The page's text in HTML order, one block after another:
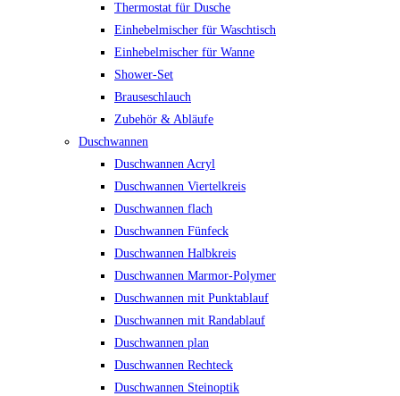
Thermostat für Dusche
Einhebelmischer für Waschtisch
Einhebelmischer für Wanne
Shower-Set
Brauseschlauch
Zubehör & Abläufe
Duschwannen
Duschwannen Acryl
Duschwannen Viertelkreis
Duschwannen flach
Duschwannen Fünfeck
Duschwannen Halbkreis
Duschwannen Marmor-Polymer
Duschwannen mit Punktablauf
Duschwannen mit Randablauf
Duschwannen plan
Duschwannen Rechteck
Duschwannen Steinoptik